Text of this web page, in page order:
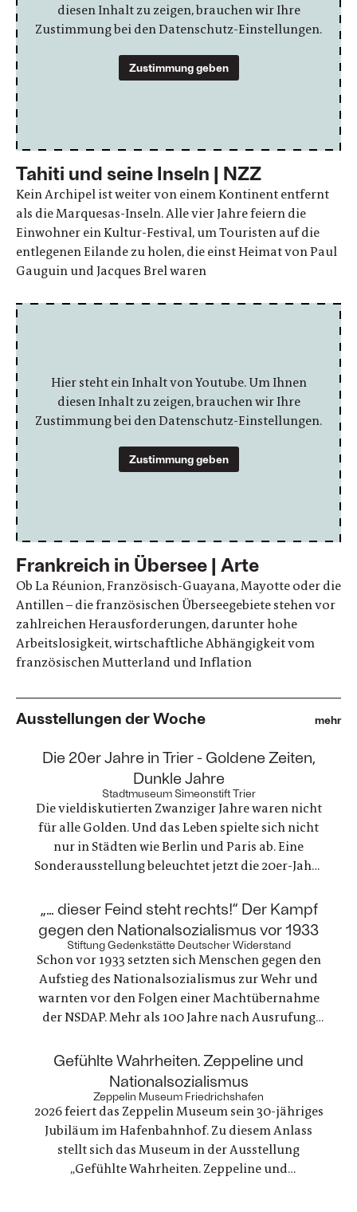
diesen Inhalt zu zeigen, brauchen wir Ihre
Zustimmung bei den Datenschutz-Einstellungen.
Zustimmung geben
Tahiti und seine Inseln | NZZ
Kein Archipel ist weiter von einem Kontinent entfernt
als die Marquesas-Inseln. Alle vier Jahre feiern die
Einwohner ein Kultur-Festival, um Touristen auf die
entlegenen Eilande zu holen, die einst Heimat von Paul
Gauguin und Jacques Brel waren
Hier steht ein Inhalt von Youtube. Um Ihnen
diesen Inhalt zu zeigen, brauchen wir Ihre
Zustimmung bei den Datenschutz-Einstellungen.
Zustimmung geben
Frankreich in Übersee | Arte
Ob La Réunion, Französisch-Guayana, Mayotte oder die
Antillen – die französischen Überseegebiete stehen vor
zahlreichen Herausforderungen, darunter hohe
Arbeitslosigkeit, wirtschaftliche Abhängigkeit vom
französischen Mutterland und Inflation
Ausstellungen der Woche mehr
Die 20er Jahre in Trier - Goldene Zeiten,
Dunkle Jahre
Stadtmuseum Simeonstift Trier
Die vieldiskutierten Zwanziger Jahre waren nicht
für alle Golden. Und das Leben spielte sich nicht
nur in Städten wie Berlin und Paris ab. Eine
Sonderausstellung beleuchtet jetzt die 20er-Jahre
Gegenstände zeichnen ein einzigartiges Zeitbild
von Alltagsleben, Architektur, Kunst, Mode und
Technik
„… dieser Feind steht rechts!“ Der Kampf
gegen den Nationalsozialismus vor 1933
Stiftung Gedenkstätte Deutscher Widerstand
Schon vor 1933 setzten sich Menschen gegen den
Aufstieg des Nationalsozialismus zur Wehr und
warnten vor den Folgen einer Machtübernahme
der NSDAP. Mehr als 100 Jahre nach Ausrufung
Gedenkstätte Deutscher Widerstand an dieses
Engagement, das gleichzeitig ein Einsatz für
Demokratie und Menschenrechte war
Gefühlte Wahrheiten. Zeppeline und
Nationalsozialismus
Zeppelin Museum Friedrichshafen
2026 feiert das Zeppelin Museum sein 30-jähriges
Jubiläum im Hafenbahnhof. Zu diesem Anlass
stellt sich das Museum in der Ausstellung
„Gefühlte Wahrheiten. Zeppeline und